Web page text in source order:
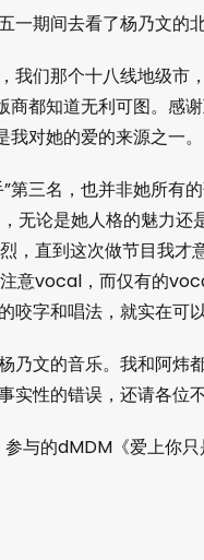
期间去看了杨乃文的北
我们那个十八线地级市
都知道无利可图。感
对她的爱的来源之一。
第三名，也并非她所
无论是她人格的魅力
，直到这次做节目我
意vocal，而仅有的
字和唱法，就实在可以
乃文的音乐。我和阿炜
性的错误，还请各位不
与的dMDM《爱上你